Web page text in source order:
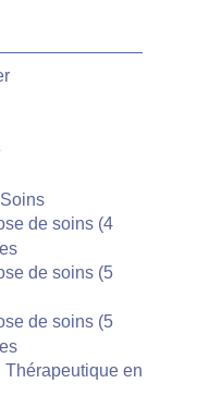
de soins (4
de soins (5
de soins (5
en